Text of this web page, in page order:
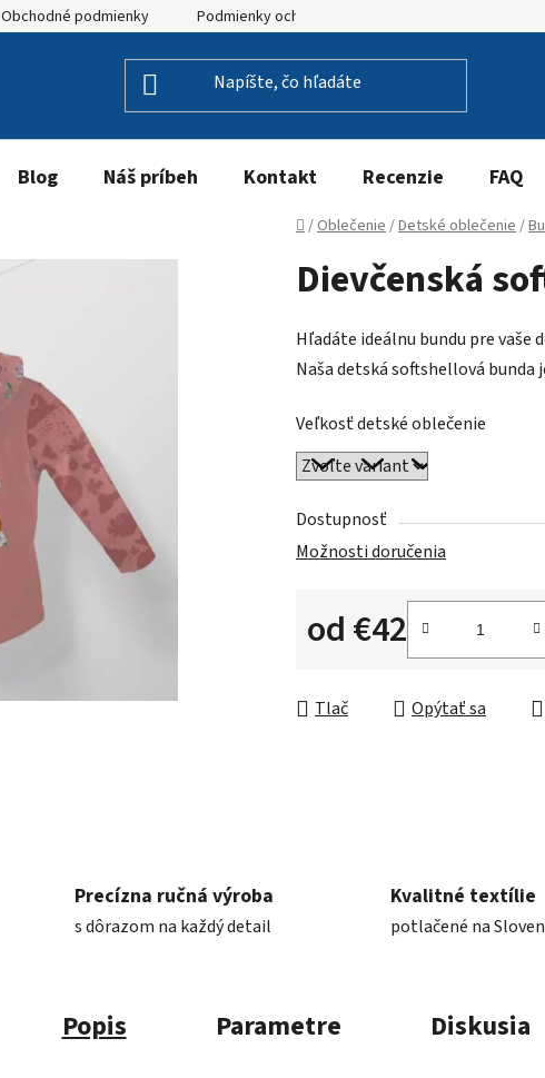
Obchodné podmienky Podmienky ochrany osobných údajov
Blog Náš príbeh Kontakt Recenzie FAQ
Domov
/Oblečenie/Detské oblečenie/
Dievčenská
Hľadáte ideálnu bundu pre vaše
Naša detská softshellová
Veľkosť detské oblečenie
Dostupnosť
Možnosti doručenia
od€42
Jednotková cena:
Tlač
Opýtať sa
Precízna ručná výroba
s dôrazom na každý detail
Kvalitné textílie
potlačené na
Popis Parametre
Diskusia